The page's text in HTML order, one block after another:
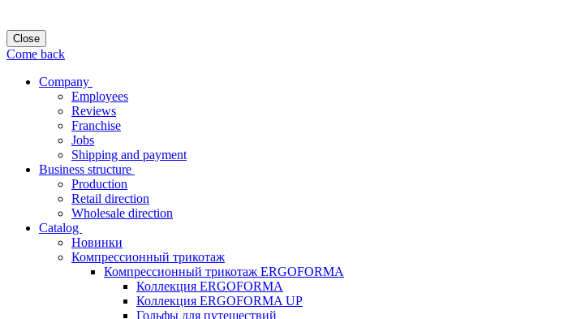
Close
Come back
Company
Employees
Reviews
Franchise
Jobs
Shipping and payment
Business structure
Production
Retail direction
Wholesale direction
Catalog
Новинки
Компрессионный трикотаж
Компрессионный трикотаж ERGOFORMA
Коллекция ERGOFORMA
Коллекция ERGOFORMA UP
Гольфы для путешествий